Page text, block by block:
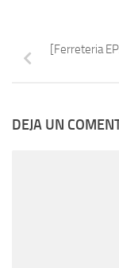
[Ferreteria
DEJA UN